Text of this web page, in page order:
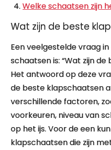
Welke schaatsen zijn
Wat zijn de beste
Een veelgestelde vraag
schaatsen is: “Wat zijn
Het antwoord op deze
de beste klapschaatsen
verschillende factoren,
voorkeuren, niveau van
op het ijs. Voor de een
klapschaatsen die zijn